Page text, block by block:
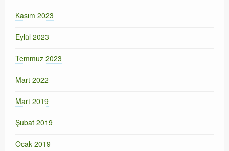
Kasım 2023
Eylül 2023
Temmuz 2023
Mart 2022
Mart 2019
Şubat 2019
Ocak 2019